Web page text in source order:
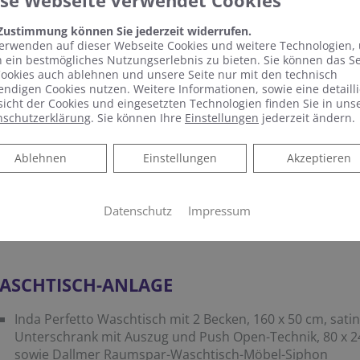
GESSI Eleganza Thermostat 1-3 Wege aus Metall
Deckenarm 24,3 cm aus Metall Schwarz
GESSI Rettangolo feste Seitenbrause quadratisch aus
GESSI Eleganza Duschgarnitur aus Metall Schwarz
VIGOUR individual Gefällesystem, 100 x 100 cm
VIGOUR individual Adapterelement mit Sitzelement, 100
CONEL VIS Duschablaufelement mit Rahmen sowie
Duschablaufelement
VIGOUR individual Pendelttür für Nische, ESG klar,
Aufmaß und Montage
ANLAGE
Inda Perfetto Waschtisch mit 2 Becken, 160 x 50 cm,
Unterschrank mit Auszug und Push Open-Technik, 80 x
sowie Dallmer Raumspar-Waschtisch-Möbel-Siphon
können Sie jederzeit widerrufen.
auf dieser Webseite Cookies und weitere Technologien,
ein bestmögliches Nutzungserlebnis zu bieten. Sie können das
auch ablehnen und unsere Seite nur mit den technisch
Cookies nutzen. Weitere Informationen, sowie eine
der Cookies und eingesetzten Technologien finden Sie in
. Sie können Ihre Einstellungen jederzeit ändern.
Akzeptieren
Einstellungen
Ablehnen
Ablehnen
Datenschutz Impressum